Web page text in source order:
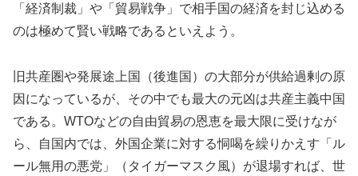
「経済制裁」や「貿易戦争」で相手国の経済を封じ込める
のは極めて賢い戦略であるといえよう。
旧共産圏や発展途上国（後進国）の大部分が供給過剰の原
因になっているが、その中でも最大の元凶は共産主義中国
である。WTOなどの自由貿易の恩恵を最大限に受けなが
ら、自国内では、外国企業に対する恫喝を繰りかえす「ル
ール無用の悪党」（タイガーマスク風）が退場すれば、世